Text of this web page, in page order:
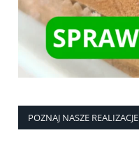
POZNAJ NASZE REALIZACJE